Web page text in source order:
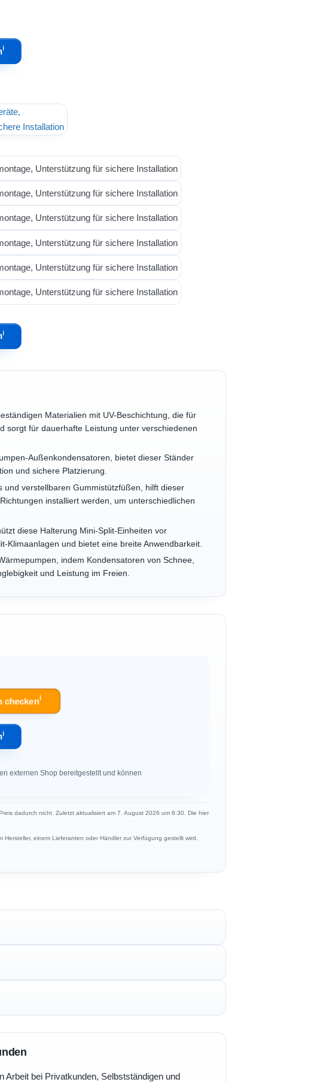
ℹ︎
ℹ︎
Materialien mit UV-Beschichtung, die für
sorgt für dauerhafte Leistung unter verschiedenen
Außenkondensatoren, bietet dieser Ständer
und sichere Platzierung.
und verstellbaren Gummistützfüßen, hilft dieser
installiert werden, um unterschiedlichen
diese Halterung Mini-Split-Einheiten vor
Klimaanlagen und bietet eine breite Anwendbarkeit.
indem Kondensatoren von Schnee,
und Leistung im Freien.
checkenℹ︎
ℹ︎
externen Shop bereitgestellt und können
dadurch nicht. Zuletzt aktualisiert am 7. August 2026 um 8:30. Die hier
einem Lieferanten oder Händler zur Verfügung gestellt wird.
Arbeit bei Privatkunden, Selbstständigen und